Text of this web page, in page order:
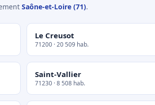
Saône-et-Loire (71).
Le Creusot
71200 · 20 509 hab.
Saint-Vallier
71230 · 8 508 hab.